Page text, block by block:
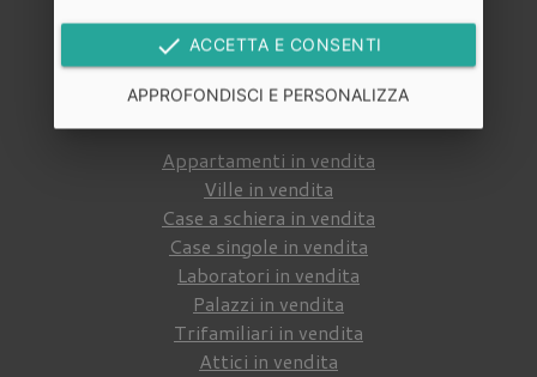
Immobili in vendita
Cerca tra gliimmobili in venditadella nostra
Appartamenti in vendita
Ville in vendita
Case a schiera in vendita
Case singole in vendita
Laboratori in vendita
Palazzi in vendita
Trifamiliari in vendita
Attici in vendita
done ACCETTA E CONSENTI
APPROFONDISCI E PERSONALIZZA